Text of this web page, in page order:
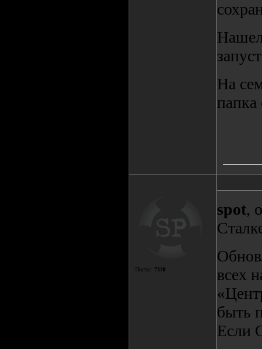
Нашел
На
папка
Посты: 7110
spot,
всех
быть
Если